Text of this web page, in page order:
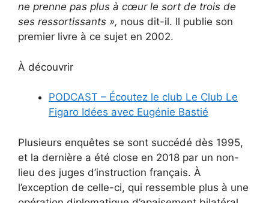
ne prenne pas plus à cœur le sort de trois de
ses ressortissants », nous dit-il. Il publie son
premier livre à ce sujet en 2002.
À découvrir
PODCAST – Écoutez le club Le Club Le
Figaro Idées avec Eugénie Bastié
Plusieurs enquêtes se sont succédé dès 1995,
et la dernière a été close en 2018 par un non-
lieu des juges d’instruction français. À
l’exception de celle-ci, qui ressemble plus à une